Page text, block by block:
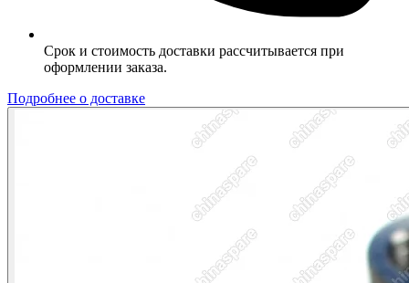
Срок и стоимость доставки рассчитывается при
оформлении заказа.
Подробнее о доставке